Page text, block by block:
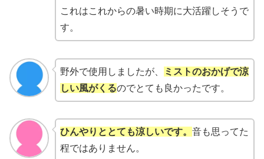
これはこれからの暑い時期に大活躍しそうで
す。
野外で使用しましたが、
ミストのおかげで涼
しい風がくるのでとても良かったです。
ひんやりととても涼しいです。 音も思ってた
程ではありません。